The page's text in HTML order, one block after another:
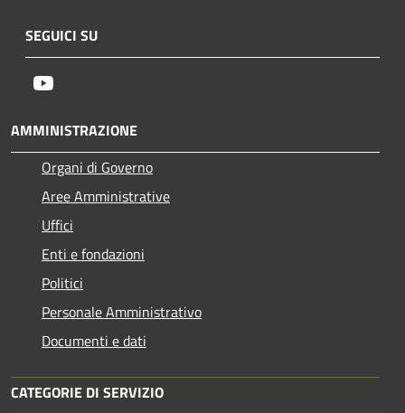
SEGUICI SU
AMMINISTRAZIONE
Organi di Governo
Aree Amministrative
Uffici
Enti e fondazioni
Politici
Personale Amministrativo
Documenti e dati
CATEGORIE DI SERVIZIO